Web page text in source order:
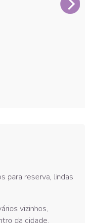
para reserva, lindas
vizinhos,
da cidade,